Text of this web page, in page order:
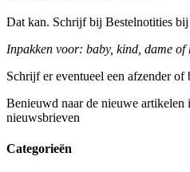
Dat kan. Schrijf bij Bestelnotities bij
Inpakken voor: baby, kind, dame of
Schrijf er eventueel een afzender of
Benieuwd naar de nieuwe
nieuwsbrieven
Categorieën